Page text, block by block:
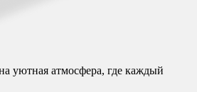
уютная атмосфера, где каждый